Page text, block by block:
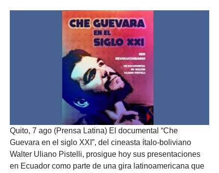
Quito, 7 ago (Prensa Latina) El documental “Che
Guevara en el siglo XXI”, del cineasta ítalo-boliviano
Walter Uliano Pistelli, prosigue hoy sus presentaciones
en Ecuador como parte de una gira latinoamericana que